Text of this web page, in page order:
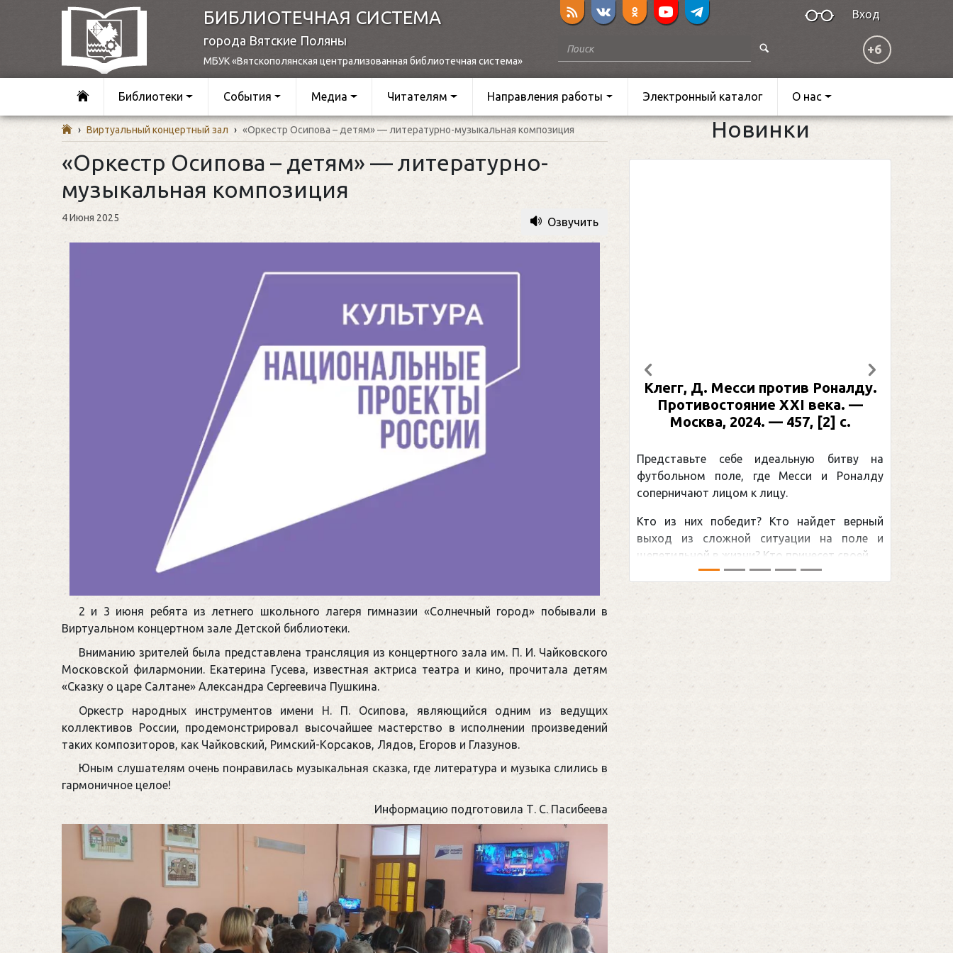
БИБЛИОТЕЧНАЯ СИСТЕМА
города Вятские Поляны
МБУК «Вятскополянская централизованная библиотечная система»
Вход
+6
Библиотеки События Медиа Читателям Направления работы Электронный каталог О нас
› Виртуальный концертный зал › «Оркестр Осипова – детям» — литературно-музыкальная композиция
«Оркестр Осипова – детям» — литературно-
музыкальная композиция
4 Июня 2025 Озвучить
2 и 3 июня ребята из летнего школьного лагеря гимназии «Солнечный город» побывали в
Виртуальном концертном зале Детской библиотеки.
Вниманию зрителей была представлена трансляция из концертного зала им. П. И. Чайковского
Московской филармонии. Екатерина Гусева, известная актриса театра и кино, прочитала детям
«Сказку о царе Салтане» Александра Сергеевича Пушкина.
Оркестр народных инструментов имени Н. П. Осипова, являющийся одним из ведущих
коллективов России, продемонстрировал высочайшее мастерство в исполнении произведений
таких композиторов, как Чайковский, Римский-Корсаков, Лядов, Егоров и Глазунов.
Юным слушателям очень понравилась музыкальная сказка, где литература и музыка слились в
гармоничное целое!
Информацию подготовила Т. С. Пасибеева
Новинки
Клегг, Д. Месси против Роналду.
Противостояние XXI века. —
Москва, 2024. — 457, [2] с.
Представьте себе идеальную битву на
футбольном поле, где Месси и Роналду
соперничают лицом к лицу.
Кто из них победит? Кто найдет верный
выход из сложной ситуации на поле и
щепетильной в жизни? Кто принесет своей ...
Предыдущий Следующий